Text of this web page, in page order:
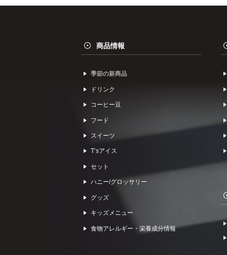
商品情報
季節の新商品
ドリンク
コーヒー⾖
フード
スイーツ
Tʼsアイス
セット
ハニー/グロッサリー
グッズ
キッズメニュー
食物アレルギー・栄養成分情報